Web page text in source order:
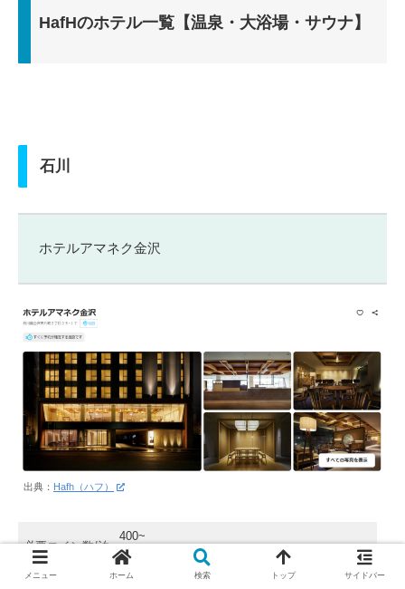
HafHのホテル一覧【温泉・大浴場・サウナ】
石川
ホテルアマネク金沢
出典： Hafh（ハフ）
必要コイン数/泊
400~
(13,50円相当)
メニュー ホーム 検索 トップ サイドバー